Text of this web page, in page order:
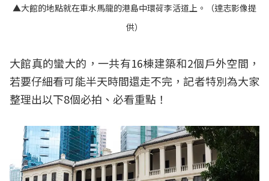
▲大館的地點就在車水馬龍的港島中環荷李活道上。（達志影像提
供）
大館真的蠻大的，一共有16棟建築和2個戶外空間，
若要仔細看可能半天時間還走不完，記者特別為大家
整理出以下8個必拍、必看重點！